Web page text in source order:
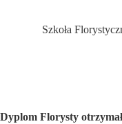
Szkoła
Dyplom Florysty